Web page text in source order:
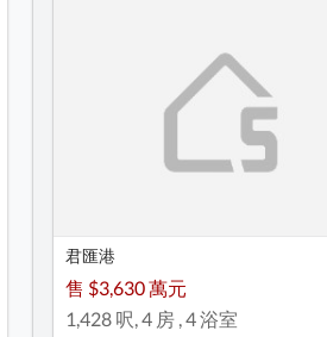
君匯港
售 $3,630 萬元
1,428 呎, 4 房 , 4 浴室